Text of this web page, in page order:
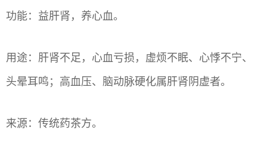
功能：益肝肾，养心血。
用途：肝肾不足，心血亏损，虚烦不眠、心悸不宁、
头晕耳鸣；高血压、脑动脉硬化属肝肾阴虚者。
来源：传统药茶方。